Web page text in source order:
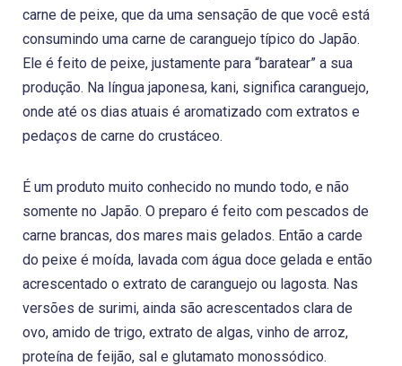
carne de peixe, que da uma sensação de que você está
consumindo uma carne de caranguejo típico do Japão.
Ele é feito de peixe, justamente para “baratear” a sua
produção. Na língua japonesa, kani, significa caranguejo,
onde até os dias atuais é aromatizado com extratos e
pedaços de carne do crustáceo.
É um produto muito conhecido no mundo todo, e não
somente no Japão. O preparo é feito com pescados de
carne brancas, dos mares mais gelados. Então a carde
do peixe é moída, lavada com água doce gelada e então
acrescentado o extrato de caranguejo ou lagosta. Nas
versões de surimi, ainda são acrescentados clara de
ovo, amido de trigo, extrato de algas, vinho de arroz,
proteína de feijão, sal e glutamato monossódico.